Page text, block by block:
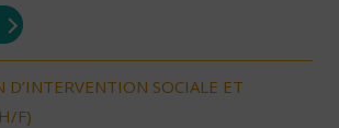
D’INTERVENTION SOCIALE ET
F)